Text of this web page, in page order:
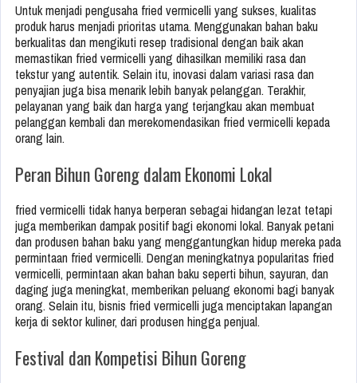
Untuk menjadi pengusaha fried vermicelli yang sukses, kualitas
produk harus menjadi prioritas utama. Menggunakan bahan baku
berkualitas dan mengikuti resep tradisional dengan baik akan
memastikan fried vermicelli yang dihasilkan memiliki rasa dan
tekstur yang autentik. Selain itu, inovasi dalam variasi rasa dan
penyajian juga bisa menarik lebih banyak pelanggan. Terakhir,
pelayanan yang baik dan harga yang terjangkau akan membuat
pelanggan kembali dan merekomendasikan fried vermicelli kepada
orang lain.
Peran Bihun Goreng dalam Ekonomi Lokal
fried vermicelli tidak hanya berperan sebagai hidangan lezat tetapi
juga memberikan dampak positif bagi ekonomi lokal. Banyak petani
dan produsen bahan baku yang menggantungkan hidup mereka pada
permintaan fried vermicelli. Dengan meningkatnya popularitas fried
vermicelli, permintaan akan bahan baku seperti bihun, sayuran, dan
daging juga meningkat, memberikan peluang ekonomi bagi banyak
orang. Selain itu, bisnis fried vermicelli juga menciptakan lapangan
kerja di sektor kuliner, dari produsen hingga penjual.
Festival dan Kompetisi Bihun Goreng